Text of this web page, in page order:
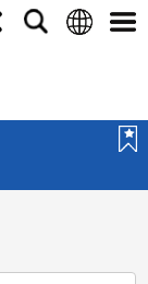
搜
语
选